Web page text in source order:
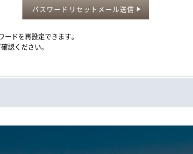
パスワードリセットメール送信
ドを再設定できます。
認ください。